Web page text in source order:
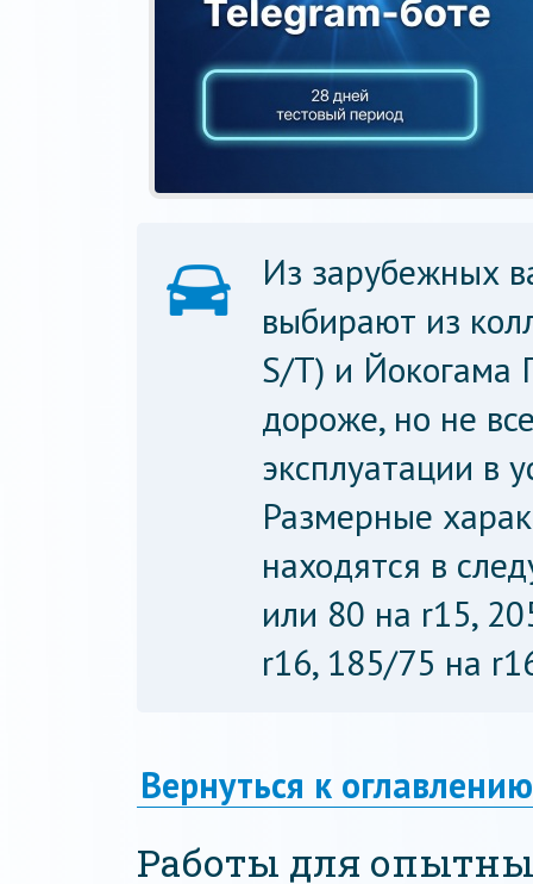
Из зарубежных
выбирают из
S/T) и Йокогама
дороже, но не
эксплуатации в
Размерные
находятся в
или 80 на r15,
r16, 185/75 на
Вернуться к оглавлению
Работы для